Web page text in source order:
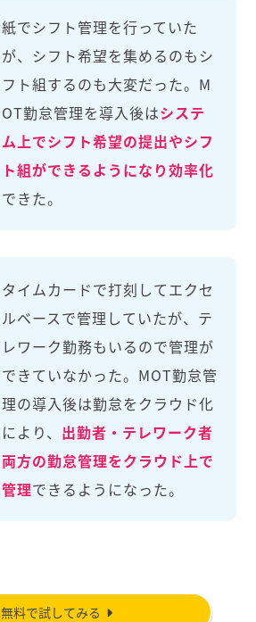
紙でシフト管理を行っていた
が、シフト希望を集めるのもシ
フト組するのも大変だった。M
OT勤怠管理を導入後はシステ
ム上でシフト希望の提出やシフ
ト組ができるようになり効率化
できた。
タイムカードで打刻してエクセ
ルベースで管理していたが、テ
レワーク勤務もいるので管理が
できていなかった。MOT勤怠管
理の導入後は勤怠をクラウド化
により、 出勤者・テレワーク者
両方の勤怠管理をクラウド上で
管理できるようになった。
無料で試してみる